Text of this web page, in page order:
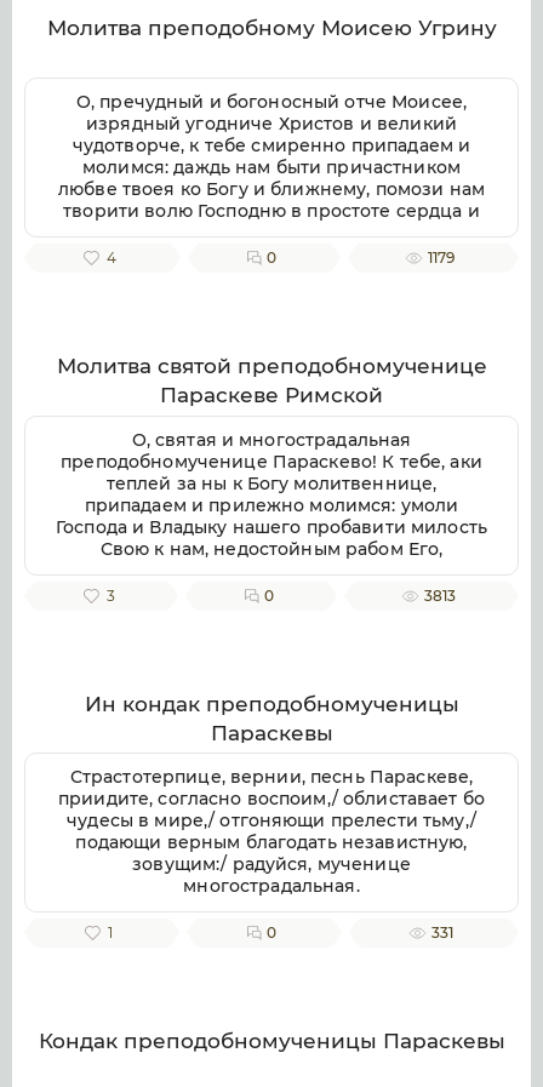
Молитва преподобному Моисею Угрину
О, пречудный и богоносный отче Моисее,
изрядный угодниче Христов и великий
чудотворче, к тебе смиренно припадаем и
молимся: даждь нам быти причастником
любве твоея ко Богу и ближнему, помози нам
творити волю Господню в простоте сердца и
смирении, заповеди Господни совершати
непогрешительно, призри благоутробно на
заступления и достойную песнь тебе
приносящих, тебе ублажаем, отче Моисее, тя
воспеваем, чистоты светильниче,
прославляюще милостиваго Бога, во Святей
Безначальней Троице славимаго Отца и Сына
и Святаго Духа, ныне и присно и во веки
веков. Аминь.
4 0 1179
Молитва святой преподобномученице
Параскеве Римской
О, святая и многострадальная
преподобномученице Параскево! К тебе, аки
теплей за ны к Богу молитвеннице,
припадаем и прилежно молимся: умоли
Господа и Владыку нашего пробавити милость
Свою к нам, недостойным рабом Его,
даровати же нам душевное и телесное
здравие, земли плодоносие, воздуха
поживше, сподобимся благую кончину
христианскую улучити и Царствие Небесное
наследити. Ей, предстательнице наша благая!
Не посрами упования нашего, еже по Бозе и
Пресвятей Богородице крепкое на Тя
возлагаем, но буди нам ходатаица во
спасение, да сподобимся вкупе с тобою и
всеми святыми в радости блаженства
вечнаго славити во твоем заступлении
великую милость Бога нашего, Отца, и Сына,
и Святаго Духа, ныне и присно, и во веки
веков. Аминь.
3 0 3813
Ин кондак преподобномученицы
Параскевы
Страстотерпице, вернии, песнь Параскеве,
приидите, согласно воспоим,/ облиставает бо
чудесы в мире,/ отгоняющи прелести тьму,/
подающи верным благодать независтную,
зовущим:/ радуйся, мученице
многострадальная.
1 0 331
Кондак преподобномученицы Параскевы